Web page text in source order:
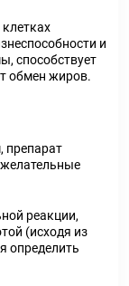
и
способствует
обмен жиров.
препарат
реакции,
(исходя из
определить